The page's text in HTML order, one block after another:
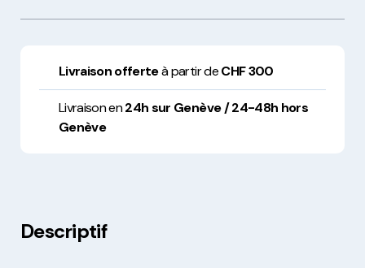
Livraison offerteà partir deCHF 300
Livraison en24h sur Genève / 24-48h hors
Genève
Descriptif